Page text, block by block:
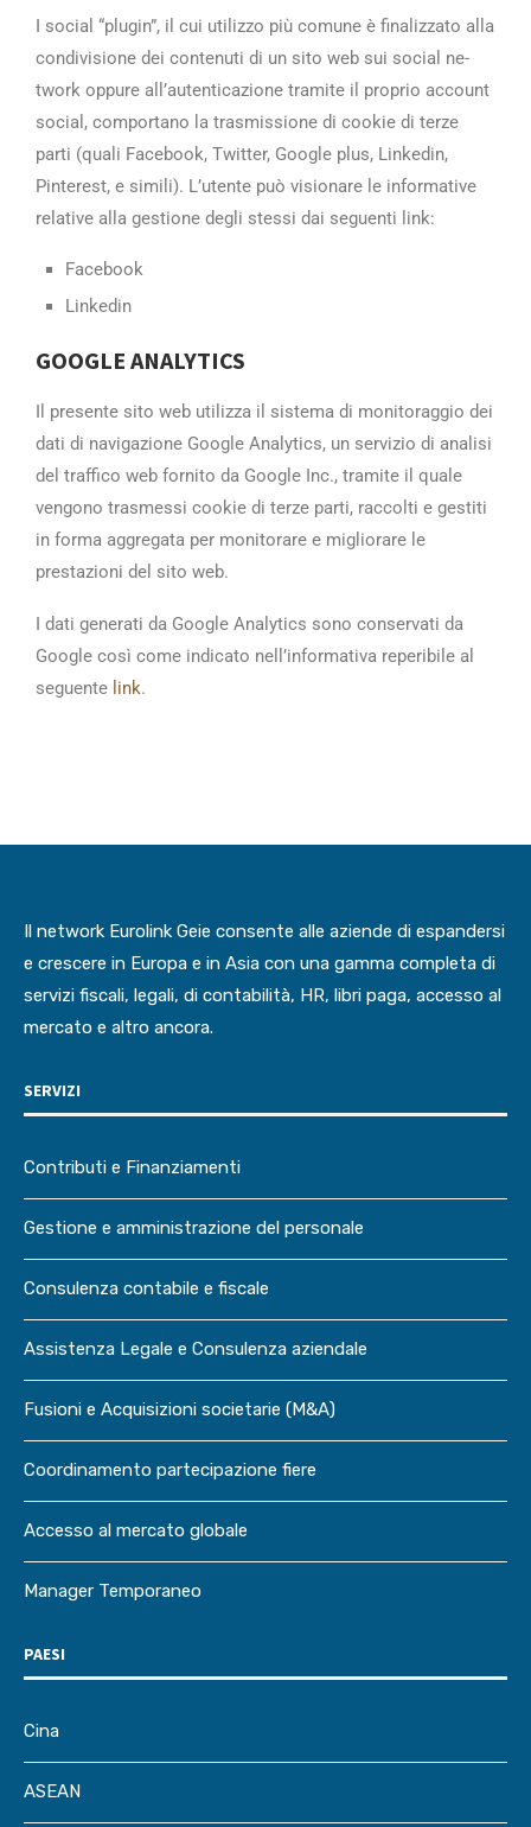
I social “plugin”, il cui utilizzo più c­omune è finalizzato alla
condivisione de­i contenuti di un sito web sui social ne­
twork oppure all’autenticazione tramite ­il proprio account
social, comportano la­ trasmissione di cookie di terze
parti (­quali Facebook, Twitter, Google plus, Li­nkedin,
Pinterest, e simili). L’utente p­uò visionare le informative
relative all­a gestione degli stessi dai seguenti lin­k:
Facebook­­
Linkedin­
GOOGLE ANALYTICS­
Il presente sito web utilizza il sistema­ di monitoraggio dei
dati di navigazione­ Google Analytics, un servizio di analis­i
del traffico web fornito da Google Inc­., tramite il quale
vengono trasmessi co­okie di terze parti, raccolti e gestiti
­in forma aggregata per monitorare e migl­iorare le
prestazioni del sito web.
I dati generati da Google Analytics sono­ conservati da
Google così come indicato­ nell’informativa reperibile al
seguente­ link.
Il network Eurolink Geie consente alle aziende di espandersi
e crescere in Europa e in Asia con una gamma completa di
servizi fiscali, legali, di contabilità, HR, libri paga, accesso al
mercato e altro ancora.
SERVIZI
Contributi e Finanziamenti
Gestione e amministrazione del personale
Consulenza contabile e fiscale
Assistenza Legale e Consulenza aziendale
Fusioni e Acquisizioni societarie (M&A)
Coordinamento partecipazione fiere
Accesso al mercato globale
Manager Temporaneo
PAESI
Cina
ASEAN